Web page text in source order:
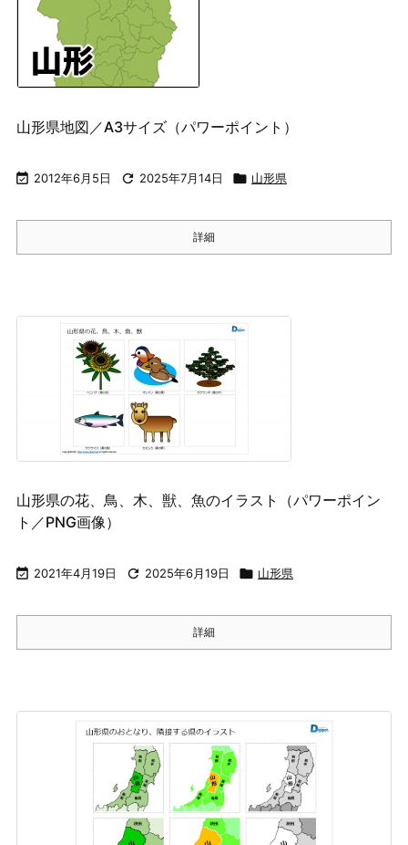
山形県地図／A3サイズ（パワーポイント）
 2012年6月5日  2025年7月14日  山形県
詳細
山形県の花、鳥、木、獣、魚のイラスト（パワーポイン
ト／PNG画像）
 2021年4月19日  2025年6月19日  山形県
詳細